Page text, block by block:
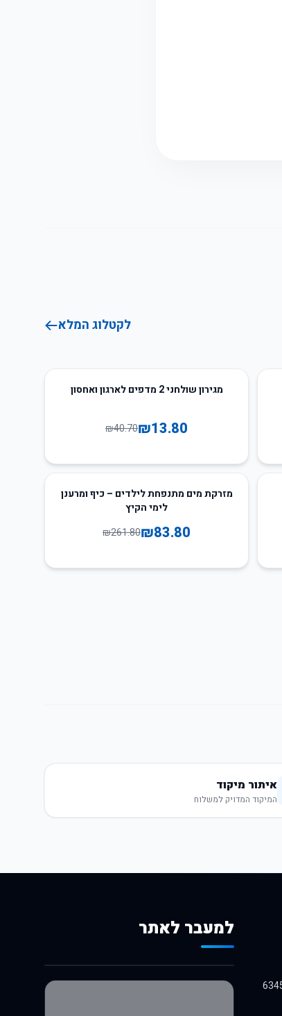
לקטלוג המלא
66מגירון שולחני 2 מדפים לארגון ואחסון
₪13.80
₪40.70
68%מזרקת מים מתנפחת לילדים – כיף ומרענן
לימי הקיץ
₪83.80
₪261.80
איתור מיקוד
המיקוד המדויק למשלוח
למעבר לאתר
לרכישה באלי אקספרס